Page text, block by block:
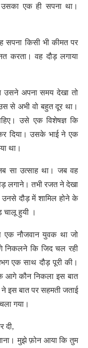
उसका एक ही सपना था।
किसी भी कीमत पर
करता। वह दौड़ लगाया
उसने अपना समय देखा तो
से अभी वो बहुत दूर था।
उसे एक विशेषज्ञ कि
दिया। उसके भाई ने एक
था।
सा उत्साह था। जब वह
लगाने। तभी रजत ने देखा
दौड़ में शामिल होने के
चालू हुयी ।
नौजवान युवक था जो
निकलने कि जिद चल रही
एक साथ दौड़ पूरी की।
आगे कौन निकला इस बात
इस बात पर सहमती जताई
गया।
दी,
मुझे फ़ोन आया कि तुम